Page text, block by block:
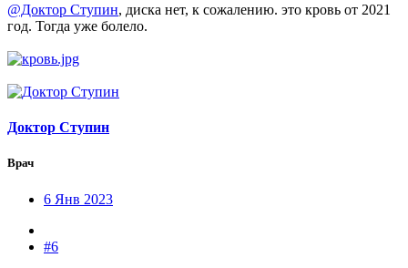
@Доктор Ступин, диска нет, к сожалению. это кровь от 2021
год. Тогда уже болело.
Доктор Ступин
Врач
6 Янв 2023
#6